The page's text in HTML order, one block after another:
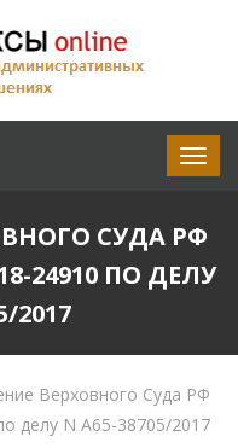
СУДА РФ
24910 ПО ДЕЛУ
2017
Верховного Суда РФ
делу N А65-38705/2017